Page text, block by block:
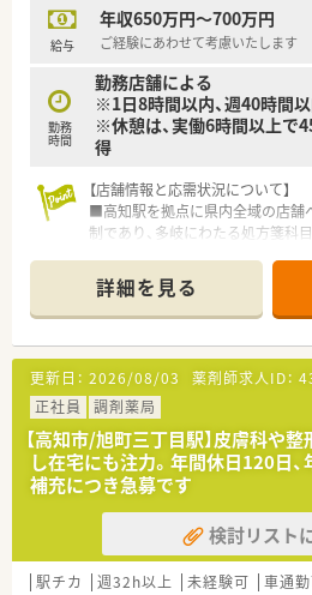
品、化粧品等も取扱があり幅広い
■処方箋枚数は少なめ、ゆったりと
■福利厚生が充実した企業をお探
■残業時間はほとんどありません
プライベートとの両立をしたい方
などお気軽にお問い合わせください
給与
年収650万円～700万円
ご経験にあわせて考慮いたします
勤務
時間
勤務店舗による
※1日8時間以内、週40時間
※休憩は、実働6時間以上で
得
【店舗情報と応需状況について】
■高知駅を拠点に県内全域の店舗
制であり、多岐にわたる処方箋科
■各店舗の処方箋枚数や応需科目
地域に根ざしたクリニック門前へ
ています。
■勤務する薬剤師や事務スタッフ
て最適化されており、協力しなが
ります。
【法人特徴について】
■高知県内においてグループ全体
域住民の健やかな暮らしを支え
ています。
■自治体と強固なタッグを組みな
実施しており、地域医療へ積極的
しています。
■社長や専務自身が薬剤師として
詳細を見る
更新日： 2026/08/03 薬剤師求人ID：
正社員
調剤薬局
【高知市/旭町三丁目駅】皮膚科や
し在宅にも注力。年間休日120日
補充につき急募です
検討リスト
駅チカ 週32h以上 未経験可 車通